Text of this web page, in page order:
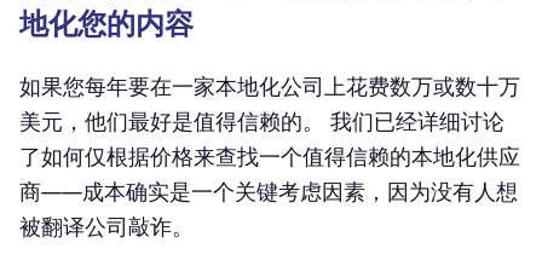
地化您的内容
如果您每年要在一家本地化公司上花费数万或数十万
美元，他们最好是值得信赖的。 我们已经详细讨论
了如何仅根据价格来查找一个值得信赖的本地化供应
商——成本确实是一个关键考虑因素，因为没有人想
被翻译公司敲诈。